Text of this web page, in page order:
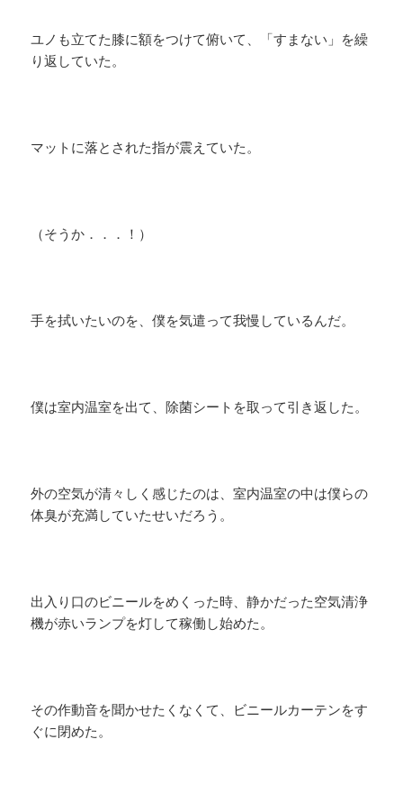
ユノも立てた膝に額をつけて俯いて、「すまない」を繰
り返していた。
マットに落とされた指が震えていた。
（そうか．．．！）
手を拭いたいのを、僕を気遣って我慢しているんだ。
僕は室内温室を出て、除菌シートを取って引き返した。
外の空気が清々しく感じたのは、室内温室の中は僕らの
体臭が充満していたせいだろう。
出入り口のビニールをめくった時、静かだった空気清浄
機が赤いランプを灯して稼働し始めた。
その作動音を聞かせたくなくて、ビニールカーテンをす
ぐに閉めた。